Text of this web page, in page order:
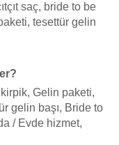
saç, bride to be
tesettür gelin
Gelin paketi,
gelin başı, Bride to
/ Evde hizmet,